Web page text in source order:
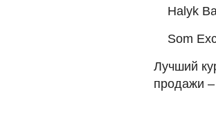
Halyk
Som
Лучший
продажи